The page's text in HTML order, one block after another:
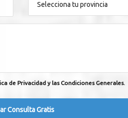
de Privacidad y las Condiciones Generales.